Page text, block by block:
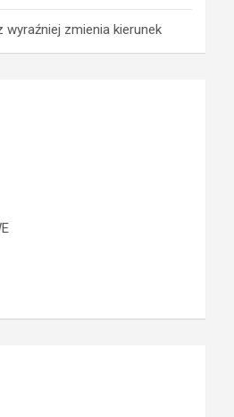
wyraźniej zmienia kierunek